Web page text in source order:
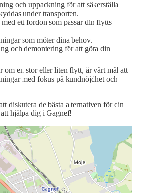
och uppackning för att säkerställa
under transporten.
ett fordon som passar din flytts
som möter dina behov.
och demontering för att göra din
om en stor eller liten flytt, är vårt mål att
med fokus på kundnöjdhet och
diskutera de bästa alternativen för din
hjälpa dig i Gagnef!